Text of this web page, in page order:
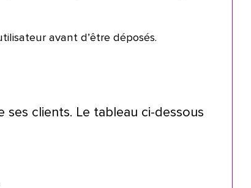
avant d’être déposés.
clients. Le tableau ci-dessous